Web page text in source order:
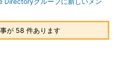
が 58 件あります